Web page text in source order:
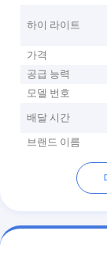
하이 라이트
가격
공급 능력
모델 번호
배달 시간
브랜드 이름